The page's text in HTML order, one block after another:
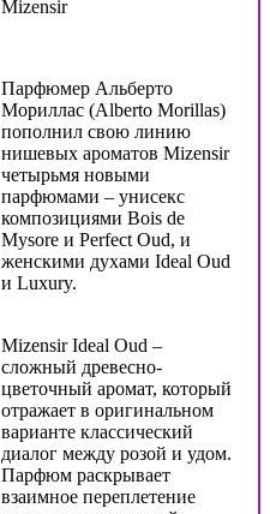
Mizensir
Парфюмер Альберто
Мориллас (Alberto Morillas)
пополнил свою линию
нишевых ароматов Mizensir
четырьмя новыми
парфюмами – унисекс
композициями Bois de
Mysore и Perfect Oud, и
женскими духами Ideal Oud
и Luxury.
Mizensir Ideal Oud –
сложный древесно-
цветочный аромат, который
отражает в оригинальном
варианте классический
диалог между розой и удом.
Парфюм раскрывает
взаимное переплетение